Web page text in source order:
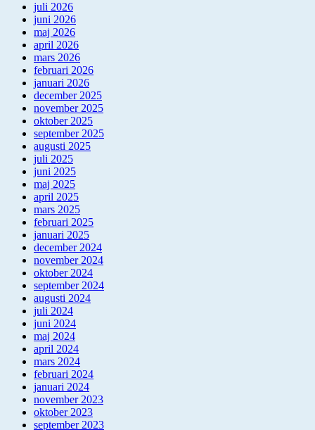
juli 2026
juni 2026
maj 2026
april 2026
mars 2026
februari 2026
januari 2026
december 2025
november 2025
oktober 2025
september 2025
augusti 2025
juli 2025
juni 2025
maj 2025
april 2025
mars 2025
februari 2025
januari 2025
december 2024
november 2024
oktober 2024
september 2024
augusti 2024
juli 2024
juni 2024
maj 2024
april 2024
mars 2024
februari 2024
januari 2024
november 2023
oktober 2023
september 2023